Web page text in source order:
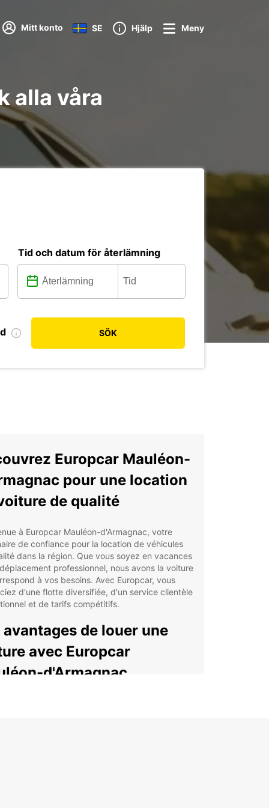
Mitt konto SE Hjälp Meny
alla våra
Tid och datum för återlämning
SÖK
Europcar Mauléon-
pour une location
de qualité
à Europcar Mauléon-d'Armagnac, votre
de confiance pour la location de véhicules
dans la région. Que vous soyez en vacances
professionnel, nous avons la voiture
à vos besoins. Avec Europcar, vous
d'une flotte diversifiée, d'un service clientèle
et de tarifs compétitifs.
avantages de louer une
avec Europcar
d'Armagnac